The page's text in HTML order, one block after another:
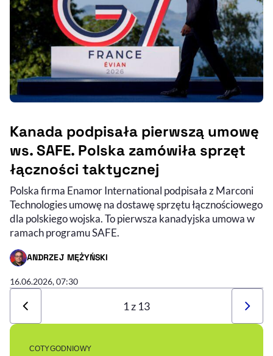
Kanada podpisała pierwszą umowę
ws. SAFE. Polska zamówiła sprzęt
łączności taktycznej
Polska firma Enamor International podpisała z Marconi
Technologies umowę na dostawę sprzętu łącznościowego
dla polskiego wojska. To pierwsza kanadyjska umowa w
ramach programu SAFE.
ANDRZEJ MĘŻYŃSKI
- AUTOR ARTYKUŁU - PROFIL
16.06.2026, 07:30
1 z 13